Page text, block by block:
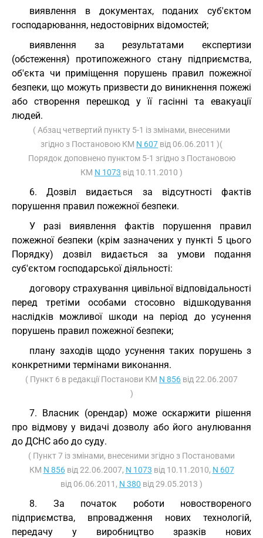
виявлення в документах, поданих суб'єктом
господарювання, недостовірних відомостей;
виявлення за результатами експертизи
(обстеження) протипожежного стану підприємства,
об'єкта чи приміщення порушень правил пожежної
безпеки, що можуть призвести до виникнення пожежі
або створення перешкод у її гасінні та евакуації
людей.
( Абзац четвертий пункту 5-1 із змінами, внесеними
згідно з Постановою КМ N 607 від 06.06.2011 )(
Порядок доповнено пунктом 5-1 згідно з Постановою
КМ N 1073 від 10.11.2010 )
6. Дозвіл видається за відсутності фактів
порушення правил пожежної безпеки.
У разі виявлення фактів порушення правил
пожежної безпеки (крім зазначених у пункті 5 цього
Порядку) дозвіл видається за умови подання
суб'єктом господарської діяльності:
договору страхування цивільної відповідальності
перед третіми особами стосовно відшкодування
наслідків можливої шкоди на період до усунення
порушень правил пожежної безпеки;
плану заходів щодо усунення таких порушень з
конкретними термінами виконання.
( Пункт 6 в редакції Постанови КМ N 856 від 22.06.2007
)
7. Власник (орендар) може оскаржити рішення
про відмову у видачі дозволу або його анулювання
до ДСНС або до суду.
( Пункт 7 із змінами, внесеними згідно з Постановами
КМ N 856від 22.06.2007, N 1073 від 10.11.2010, N 607
від 06.06.2011, N 380 від 29.05.2013 )
8. За початок роботи новоствореного
підприємства, впровадження нових технологій,
передачу у виробництво зразків нових